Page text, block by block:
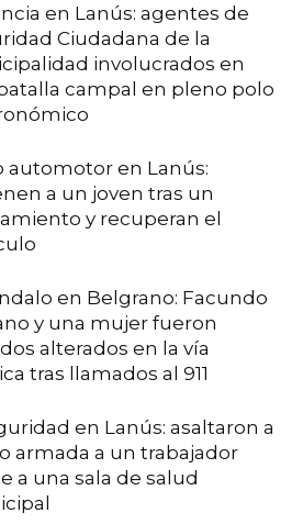
en Lanús: agentes de
Ciudadana de la
involucrados en
campal en pleno polo
automotor en Lanús:
a un joven tras un
y recuperan el
en Belgrano: Facundo
y una mujer fueron
alterados en la vía
tras llamados al 911
en Lanús: asaltaron a
armada a un trabajador
a una sala de salud